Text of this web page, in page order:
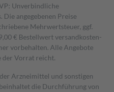
Unverbindliche
angegebenen Preise
Mehrwertsteuer, ggf.
€ Bestell­wert versand­kosten­
vorbehalten. Alle Angebote
der Vorrat reicht.
Arzneimittel und sonstigen
die Durchführung von